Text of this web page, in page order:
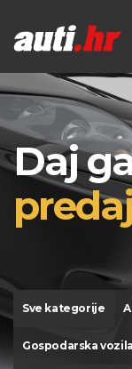
Daj
Sve kategorije
Gospodarska vozila